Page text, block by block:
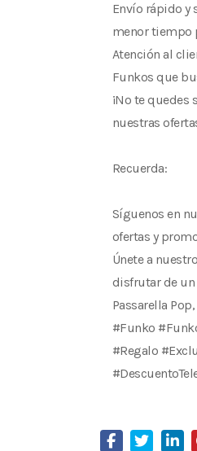
Envío rápido y
menor tiempo
Atención al
Funkos que
¡No te quedes
nuestras
Recuerda:
Síguenos en
ofertas y
Únete a
disfrutar de un
Passarella
#Funko
#Regalo